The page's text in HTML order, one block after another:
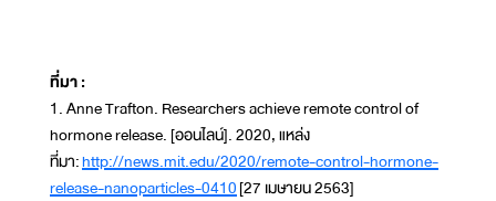
ที่มา :
1. Anne Trafton. Researchers achieve remote control of
hormone release. [ออนไลน์]. 2020, แหล่ง
ที่มา:http://news.mit.edu/2020/remote-control-hormone-
release-nanoparticles-0410[27 เมษายน 2563]